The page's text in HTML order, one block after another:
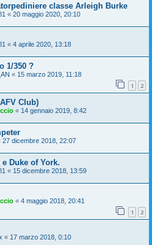
classe Arleigh Burke
« 20 maggio 2020, 20:10
« 4 aprile 2020, 13:18
1/350 ?
« 15 marzo 2019, 11:18
1 2
Club)
« 14 gennaio 2019, 8:42
27 dicembre 2018, 22:07
Duke of York.
« 15 dicembre 2018, 13:59
« 4 maggio 2018, 20:41
1 2
« 17 marzo 2018, 0:10